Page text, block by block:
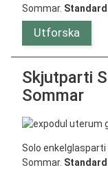
Sommar.
Utforska
Skjutparti
Sommar
Solo enkelglasparti
Sommar.